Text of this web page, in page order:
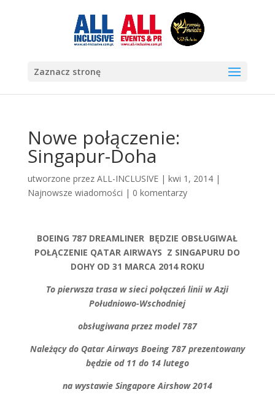
Zaznacz stronę
Nowe połączenie:
Singapur-Doha
utworzone przez ALL-INCLUSIVE| kwi 1, 2014|
Najnowsze wiadomości | 0 komentarzy
BOEING 787 DREAMLINER BĘDZIE OBSŁUGIWAŁ
POŁĄCZENIE QATAR AIRWAYS Z SINGAPURU DO
DOHY OD 31 MARCA 2014 ROKU
To pierwsza trasa w sieci połączeń linii w Azji
Południowo-Wschodniej
obsługiwana przez model 787
Należący do Qatar Airways Boeing 787 prezentowany
będzie od 11 do 14 lutego
na wystawie Singapore Airshow 2014